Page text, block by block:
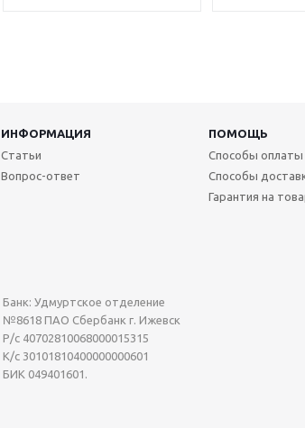
Банк: Удмуртское отделение
№8618 ПАО Сбербанк г. Ижевск
Р/с 40702810068000015315
К/с 30101810400000000601
БИК 049401601.
ИНФОРМАЦИЯ
ПОМОЩЬ
Статьи
Вопрос-ответ
Способы оплаты
Способы
Гарантия на